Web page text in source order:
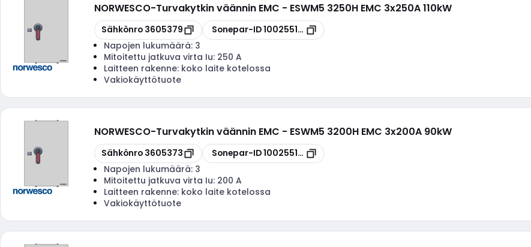
NORWESCO-Turvakytkin väännin EMC - ESWM5 3250H EMC 3x250A 110kW
Kopioi
Sähkönro 3605379 Kopioi
Sonepar-ID100255136
Napojen lukumäärä: 3
Mitoitettu jatkuva virta Iu: 250 A
Laitteen rakenne: koko laite kotelossa
Vakiokäyttötuote
NORWESCO-Turvakytkin väännin EMC - ESWM5 3200H EMC 3x200A 90kW
Kopioi
Sähkönro 3605373 Kopioi
Sonepar-ID100255134
Napojen lukumäärä: 3
Mitoitettu jatkuva virta Iu: 200 A
Laitteen rakenne: koko laite kotelossa
Vakiokäyttötuote